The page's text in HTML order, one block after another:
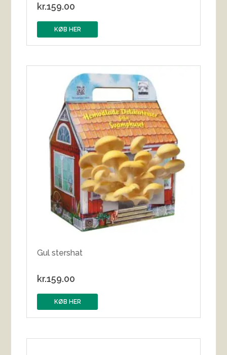
kr.159.00
KØB HER
Gul stershat
kr.159.00
KØB HER